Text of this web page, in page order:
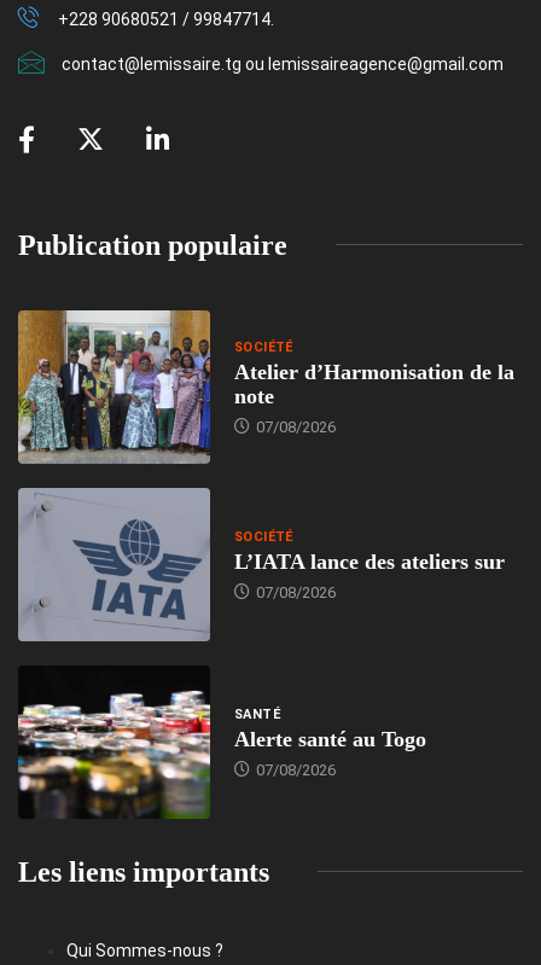
+228 90680521 / 99847714.
contact@lemissaire.tg ou lemissaireagence@gmail.com
Publication populaire
SOCIÉTÉ
Atelier d’Harmonisation de la
note
07/08/2026
SOCIÉTÉ
L’IATA lance des ateliers sur
07/08/2026
SANTÉ
Alerte santé au Togo
07/08/2026
Les liens importants
Qui Sommes-nous ?